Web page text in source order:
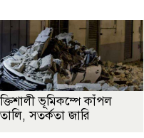
ভূমিকম্পে কাঁপল
সতর্কতা জারি